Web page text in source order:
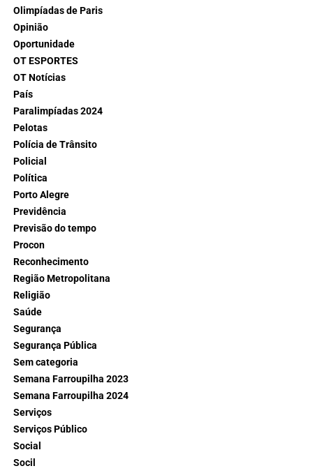
Olimpíadas de Paris
Opinião
Oportunidade
OT ESPORTES
OT Notícias
País
Paralimpíadas 2024
Pelotas
Polícia de Trânsito
Policial
Política
Porto Alegre
Previdência
Previsão do tempo
Procon
Reconhecimento
Região Metropolitana
Religião
Saúde
Segurança
Segurança Pública
Sem categoria
Semana Farroupilha 2023
Semana Farroupilha 2024
Serviços
Serviços Público
Social
Socil